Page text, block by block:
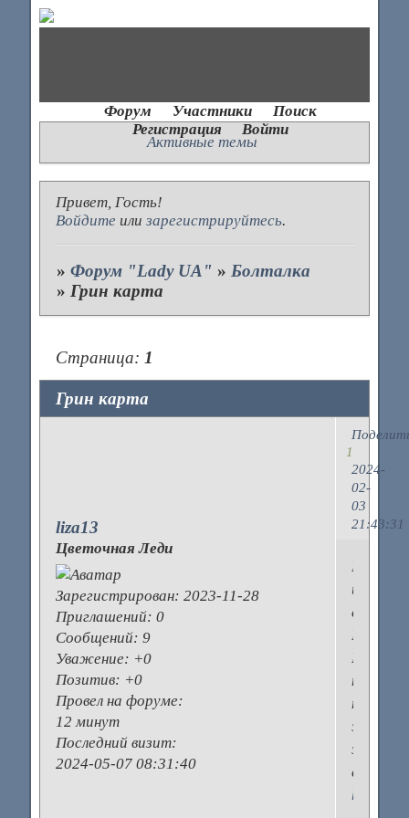
Форум Участники
Поиск
Регистрация
Войти
Активные темы
Привет, Гость!
Войдите или зарегистрируйтесь.
»Форум "Lady UA" » Болталка
» Грин карта
Грин карта
Страница:1
1
2024-
02-
03
21:43:31
liza13
Цветочная Леди
Зарегистрирован: 2023-11-28
Приглашений: 0
Сообщений: 9
Уважение: +0
Позитив: +0
Провел на форуме:
12 минут
Последний визит:
2024-05-07 08:31:40
Моя
история
с
Грин
Картой
на
этом
сайте
https://